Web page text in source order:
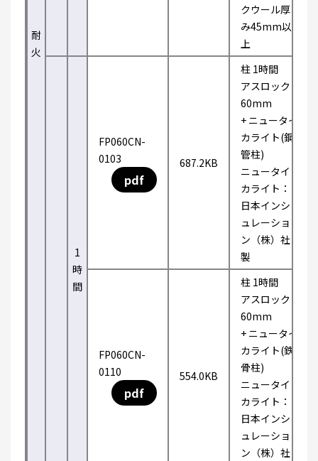
耐
火
クウール厚
み45mm以
上
1
時
間
FP060CN-
0103
pdf
687.2KB
柱 1時間
アスロック
60mm
+ ニュータイ
カライト(鋼
管柱)
ニュータイ
カライト：
日本インシ
ュレーショ
ン（株）社
製
FP060CN-
0110
pdf
554.0KB
柱 1時間
アスロック
60mm
+ ニュータイ
カライト(鉄
骨柱)
ニュータイ
カライト：
日本インシ
ュレーショ
ン（株）社